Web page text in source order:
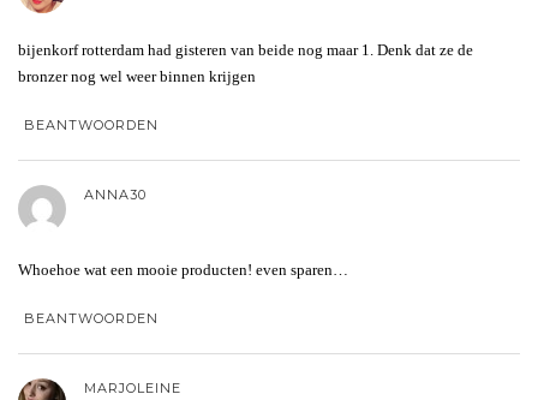
bijenkorf rotterdam had gisteren van beide nog maar 1. Denk dat ze de
bronzer nog wel weer binnen krijgen
BEANTWOORDEN
ANNA30
Whoehoe wat een mooie producten! even sparen…
BEANTWOORDEN
MARJOLEINE